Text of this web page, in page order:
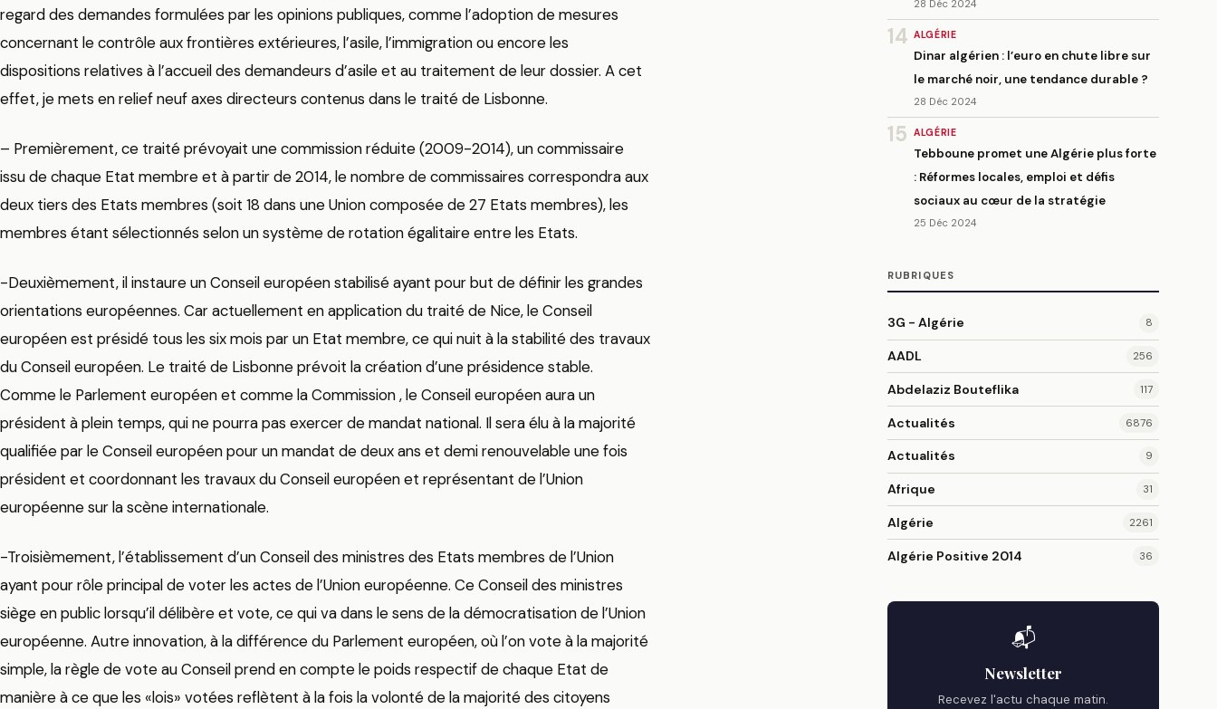
regard des demandes formulées par les opinions publiques, comme l’adoption de mesures
concernant le contrôle aux frontières extérieures, l’asile, l’immigration ou encore les
dispositions relatives à l’accueil des demandeurs d’asile et au traitement de leur dossier. A cet
effet, je mets en relief neuf axes directeurs contenus dans le traité de Lisbonne.
– Premièrement, ce traité prévoyait une commission réduite (2009-2014), un commissaire
issu de chaque Etat membre et à partir de 2014, le nombre de commissaires correspondra aux
deux tiers des Etats membres (soit 18 dans une Union composée de 27 Etats membres), les
membres étant sélectionnés selon un système de rotation égalitaire entre les Etats.
-Deuxièmement, il instaure un Conseil européen stabilisé ayant pour but de définir les grandes
orientations européennes. Car actuellement en application du traité de Nice, le Conseil
européen est présidé tous les six mois par un Etat membre, ce qui nuit à la stabilité des travaux
du Conseil européen. Le traité de Lisbonne prévoit la création d’une présidence stable.
Comme le Parlement européen et comme la Commission , le Conseil européen aura un
président à plein temps, qui ne pourra pas exercer de mandat national. Il sera élu à la majorité
qualifiée par le Conseil européen pour un mandat de deux ans et demi renouvelable une fois
président et coordonnant les travaux du Conseil européen et représentant de l’Union
européenne sur la scène internationale.
-Troisièmement, l’établissement d’un Conseil des ministres des Etats membres de l’Union
ayant pour rôle principal de voter les actes de l’Union européenne. Ce Conseil des ministres
siège en public lorsqu’il délibère et vote, ce qui va dans le sens de la démocratisation de l’Union
européenne. Autre innovation, à la différence du Parlement européen, où l’on vote à la majorité
simple, la règle de vote au Conseil prend en compte le poids respectif de chaque Etat de
manière à ce que les «lois» votées reflètent à la fois la volonté de la majorité des citoyens
28 Déc 2024
14 ALGÉRIE
Dinar algérien : l’euro en chute libre sur
le marché noir, une tendance durable ?
28 Déc 2024
15 ALGÉRIE
Tebboune promet une Algérie plus forte
: Réformes locales, emploi et défis
sociaux au cœur de la stratégie
25 Déc 2024
RUBRIQUES
3G - Algérie 8
AADL 256
Abdelaziz Bouteflika 117
Actualités 6876
Actualités 9
Afrique 31
Algérie 2261
Algérie Positive 2014 36
📬
Newsletter
Recevez l'actu chaque matin.